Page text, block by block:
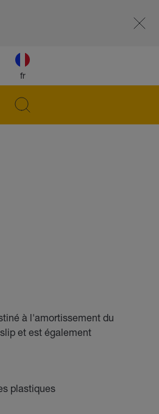
fr
à l'amortissement du
et est également
plastiques